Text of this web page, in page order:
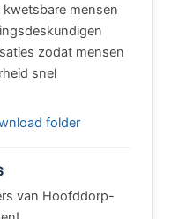
kwetsbare mensen
zodat mensen
snel
folder
van Hoofddorp-